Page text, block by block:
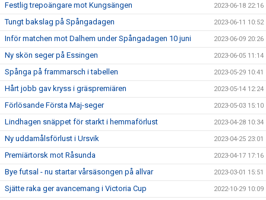
Festlig trepoängare mot Kungsängen 2023-06-18 22:16
Tungt bakslag på Spångadagen 2023-06-11 10:52
Inför matchen mot Dalhem under Spångadagen 10 juni 2023-06-09 20:26
Ny skön seger på Essingen 2023-06-05 11:14
Spånga på frammarsch i tabellen 2023-05-29 10:41
Hårt jobb gav kryss i gräspremiären 2023-05-14 12:24
Förlösande Första Maj-seger 2023-05-03 15:10
Lindhagen snäppet för starkt i hemmaförlust 2023-04-28 10:34
Ny uddamålsförlust i Ursvik 2023-04-25 23:01
Premiärtorsk mot Råsunda 2023-04-17 17:16
Bye futsal - nu startar vårsäsongen på allvar 2023-03-01 15:51
Sjätte raka ger avancemang i Victoria Cup 2022-10-29 10:09